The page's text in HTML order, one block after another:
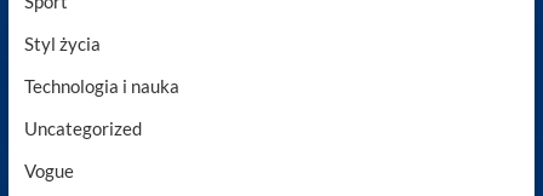
Styl życia
Technologia i nauka
Uncategorized
Vogue